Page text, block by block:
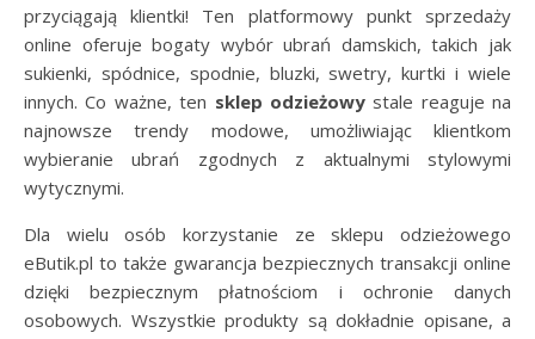
przyciągają klientki! Ten platformowy punkt sprzedaży
online oferuje bogaty wybór ubrań damskich, takich jak
sukienki, spódnice, spodnie, bluzki, swetry, kurtki i wiele
innych. Co ważne, ten sklep odzieżowystale reaguje na
najnowsze trendy modowe, umożliwiając klientkom
wybieranie ubrań zgodnych z aktualnymi stylowymi
wytycznymi.
Dla wielu osób korzystanie ze sklepu odzieżowego
eButik.pl to także gwarancja bezpiecznych transakcji online
dzięki bezpiecznym płatnościom i ochronie danych
osobowych. Wszystkie produkty są dokładnie opisane, a